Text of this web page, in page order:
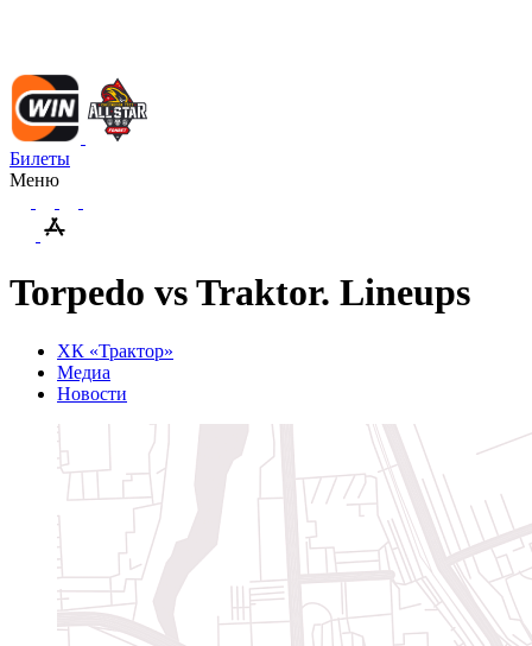
Билеты
Меню
Torpedo vs Traktor. Lineups
ХК «Трактор»
Медиа
Новости